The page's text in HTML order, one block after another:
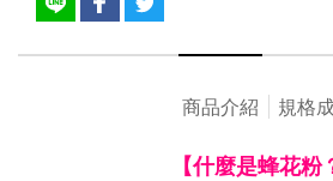
商品介紹 規格
【什麼是蜂花粉